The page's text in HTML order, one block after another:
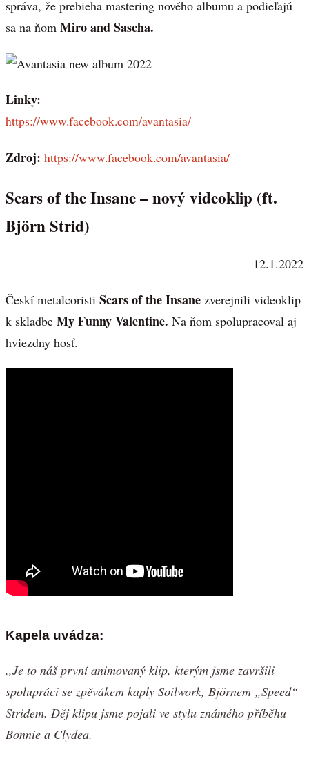
správa, že prebieha mastering nového albumu a podieľajú
sa na ňom Miro and Sascha.
Linky:
https://www.facebook.com/avantasia/
Zdroj: https://www.facebook.com/avantasia/
Scars of the Insane – nový videoklip (ft.
Björn Strid)
12.1.2022
Českí metalcoristi Scars of the Insane zverejnili videoklip
k skladbe My Funny Valentine. Na ňom spolupracoval aj
hviezdny hosť.
Kapela uvádza:
,,Je to náš první animovaný klip, kterým jsme završili
spolupráci se zpěvákem kaply Soilwork, Björnem „Speed“
Stridem. Děj klipu jsme pojali ve stylu známého příběhu
Bonnie a Clydea.